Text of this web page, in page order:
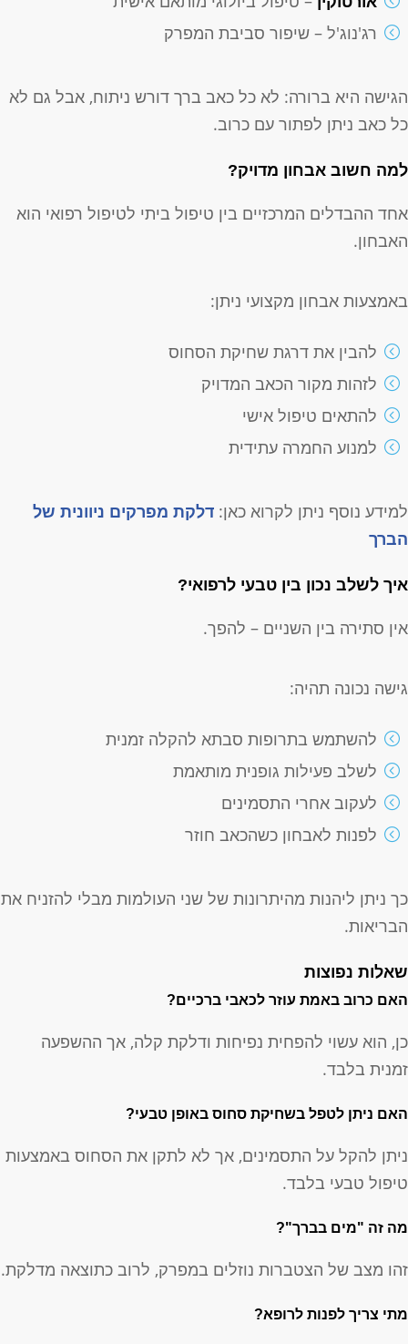
רג'נוג'ל – שיפור סביבת המפרק
הגישה היא ברורה: לא כל כאב ברך דורש ניתוח, אבל גם לא
כל כאב ניתן לפתור עם כרוב.
למה חשוב אבחון מדויק?
אחד ההבדלים המרכזיים בין טיפול ביתי לטיפול רפואי הוא
האבחון.
באמצעות אבחון מקצועי ניתן:
להבין את דרגת שחיקת הסחוס
לזהות מקור הכאב המדויק
להתאים טיפול אישי
למנוע החמרה עתידית
למידע נוסף ניתן לקרוא כאן: דלקת מפרקים ניוונית של
הברך
איך לשלב נכון בין טבעי לרפואי?
אין סתירה בין השניים – להפך.
גישה נכונה תהיה:
להשתמש בתרופות סבתא להקלה זמנית
לשלב פעילות גופנית מותאמת
לעקוב אחרי התסמינים
לפנות לאבחון כשהכאב חוזר
כך ניתן ליהנות מהיתרונות של שני העולמות מבלי להזניח את
הבריאות.
שאלות נפוצות
האם כרוב באמת עוזר לכאבי ברכיים?
כן, הוא עשוי להפחית נפיחות ודלקת קלה, אך ההשפעה
זמנית בלבד.
האם ניתן לטפל בשחיקת סחוס באופן טבעי?
ניתן להקל על התסמינים, אך לא לתקן את הסחוס באמצעות
טיפול טבעי בלבד.
מה זה "מים בברך"?
זהו מצב של הצטברות נוזלים במפרק, לרוב כתוצאה מדלקת.
מתי צריך לפנות לרופא?